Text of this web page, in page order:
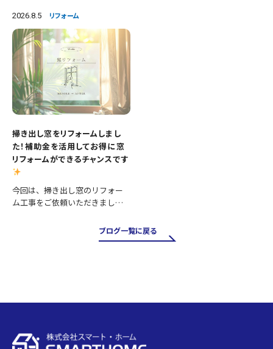
い、清潔感あふれる明るいトイ
レへとリフォームしました。 施
工内容 ・便器交換 ・紙巻き器…
2026.8.5 リフォーム
掃き出し窓をリフォームしまし
た！補助金を活用してお得に窓
リフォームができるチャンスです
今回は、掃き出し窓のリフォー
ム工事をご依頼いただきまし
が良く、お庭やバルコニーへの
出入りにも便利ですが、その一
ブログ一覧に戻る